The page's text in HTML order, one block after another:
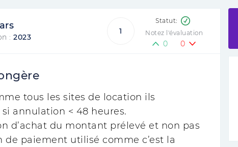
: 2023
1 Notez l'évaluation
0 0
tous les sites de location ils
annulation < 48 heures.
d’achat du montant prélevé et non pas
paiement utilisé comme c’est la